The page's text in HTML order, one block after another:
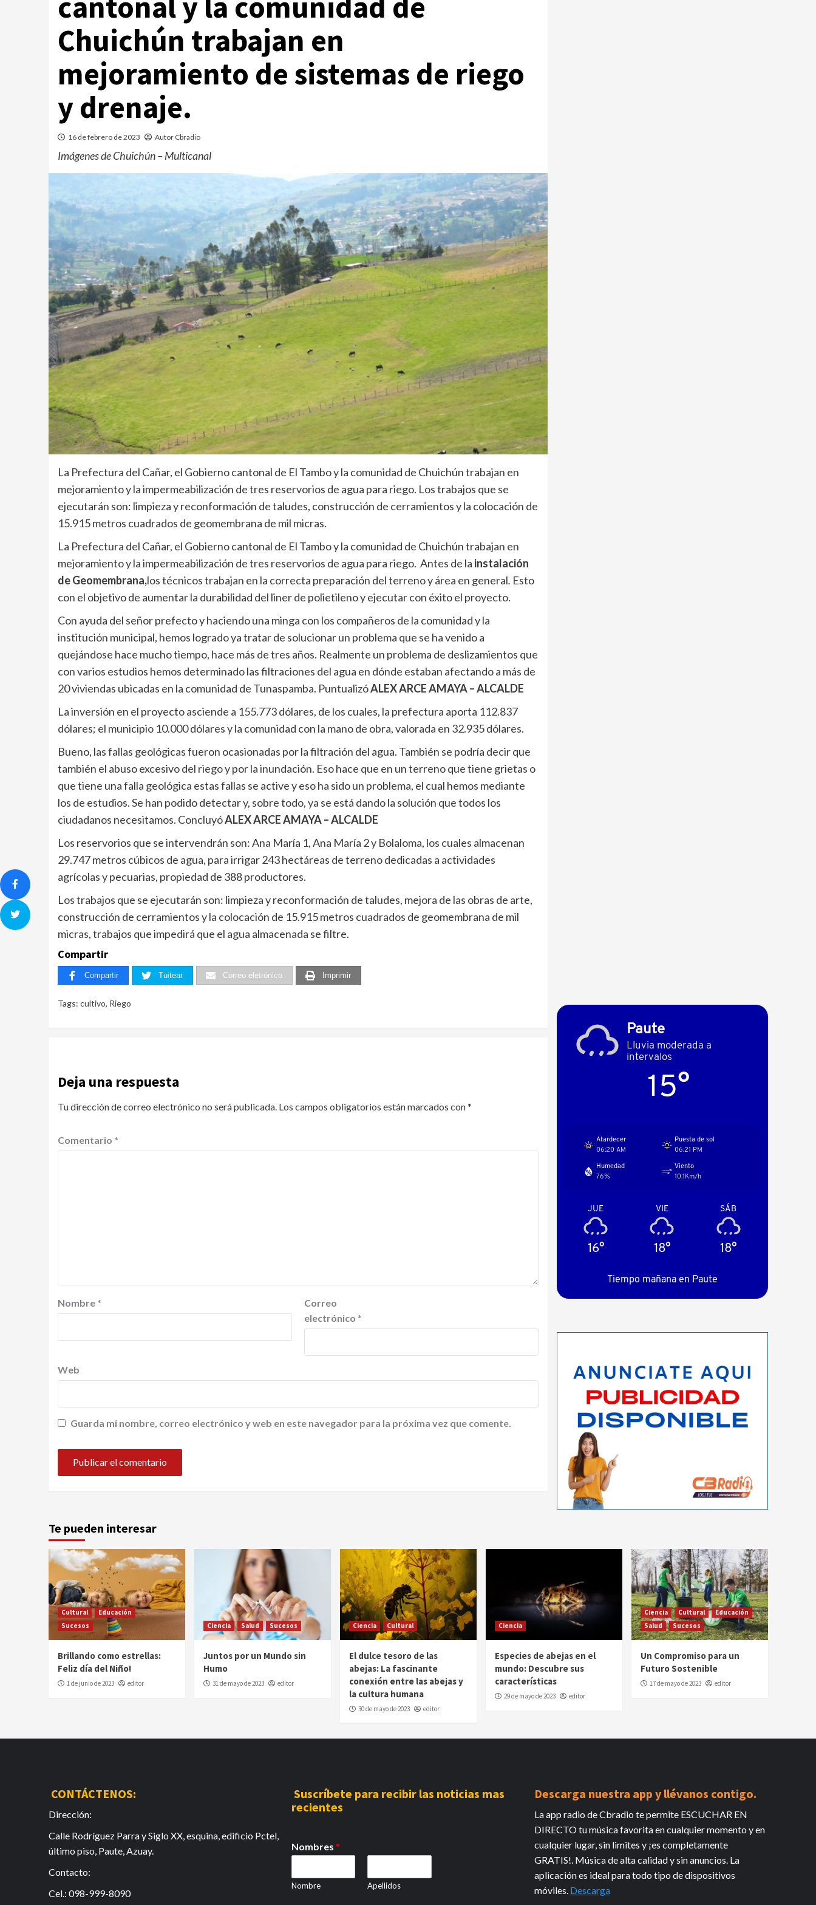
Chuichún trabajan en
mejoramiento de sistemas de riego
y drenaje.
16 de febrero de 2023 Autor Cbradio
Imágenes de Chuichún – Multicanal
La Prefectura del Cañar, el Gobierno cantonal de El Tambo y la comunidad de Chuichún trabajan en
mejoramiento y la impermeabilización de tres reservorios de agua para riego. Los trabajos que se
ejecutarán son: limpieza y reconformación de taludes, construcción de cerramientos y la colocación de
15.915 metros cuadrados de geomembrana de mil micras.
La Prefectura del Cañar, el Gobierno cantonal de El Tambo y la comunidad de Chuichún trabajan en
mejoramiento y la impermeabilización de tres reservorios de agua para riego. Antes de la instalación
de Geomembrana,los técnicos trabajan en la correcta preparación del terreno y área en general. Esto
con el objetivo de aumentar la durabilidad del liner de polietileno y ejecutar con éxito el proyecto.
Con ayuda del señor prefecto y haciendo una minga con los compañeros de la comunidad y la
institución municipal, hemos logrado ya tratar de solucionar un problema que se ha venido a
quejándose hace mucho tiempo, hace más de tres años. Realmente un problema de deslizamientos que
con varios estudios hemos determinado las filtraciones del agua en dónde estaban afectando a más de
20 viviendas ubicadas en la comunidad de Tunaspamba. PuntualizóALEX ARCE AMAYA – ALCALDE
La inversión en el proyecto asciende a 155.773 dólares, de los cuales, la prefectura aporta 112.837
dólares; el municipio 10.000 dólares y la comunidad con la mano de obra, valorada en 32.935 dólares.
Bueno, las fallas geológicas fueron ocasionadas por la filtración del agua. También se podría decir que
también el abuso excesivo del riego y por la inundación. Eso hace que en un terreno que tiene grietas o
que tiene una falla geológica estas fallas se active y eso ha sido un problema, el cual hemos mediante
los de estudios. Se han podido detectar y, sobre todo, ya se está dando la solución que todos los
ciudadanos necesitamos. ConcluyóALEX ARCE AMAYA – ALCALDE
Los reservorios que se intervendrán son: Ana María 1, Ana María 2 y Bolaloma, los cuales almacenan
29.747 metros cúbicos de agua, para irrigar 243 hectáreas de terreno dedicadas a actividades
agrícolas y pecuarias, propiedad de 388 productores.
Los trabajos que se ejecutarán son: limpieza y reconformación de taludes, mejora de las obras de arte,
construcción de cerramientos y la colocación de 15.915 metros cuadrados de geomembrana de mil
micras, trabajos que impedirá que el agua almacenada se filtre.
Compartir
Compartir Tuitear Correo eletrónico Imprimir
Tags: cultivo, Riego
Deja una respuesta
Tu dirección de correo electrónico no será publicada. Los campos obligatorios están marcados con*
Comentario *
Nombre *
Correo
electrónico *
Web
Guarda mi nombre, correo electrónico y web en este navegador para la próxima vez que comente.
Paute
Lluvia moderada a
intervalos
15°
Atardecer
06:20 AM
Puesta de sol
06:21 PM
Humedad
76%
Viento
10.1Km/h
JUE
16°
VIE
18°
SÁB
18°
Tiempo mañana en Paute
Te pueden interesar
Cultural
Educación
Sucesos
Brillando como estrellas:
Feliz día del Niño!
1 de junio de 2023 editor
Ciencia Salud Sucesos
Juntos por un Mundo sin
Humo
31 de mayo de 2023 editor
Ciencia Cultural
El dulce tesoro de las
abejas: La fascinante
conexión entre las abejas y
la cultura humana
30 de mayo de 2023 editor
Ciencia
Especies de abejas en el
mundo: Descubre sus
características
29 de mayo de 2023 editor
Ciencia Cultural
Educación
Salud
Sucesos
Un Compromiso para un
Futuro Sostenible
17 de mayo de 2023 editor
CONTÁCTENOS:
Dirección:
Calle Rodríguez Parra y Siglo XX, esquina, edificio Pctel,
último piso, Paute, Azuay.
Contacto:
Cel.: 098-999-8090
Suscríbete para recibir las noticias mas
recientes
Nombres *
Nombre Apellidos
Descarga nuestra app y llévanos contigo.
La app radio de Cbradio te permite ESCUCHAR EN
DIRECTO tu música favorita en cualquier momento y en
cualquier lugar, sin limites y ¡es completamente
GRATIS!. Música de alta calidad y sin anuncios. La
aplicación es ideal para todo tipo de dispositivos
móviles. Descarga